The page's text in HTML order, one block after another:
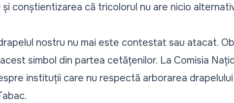
conștientizarea că tricolorul nu are nicio
nostru nu mai este contestat sau atacat.
simbol din partea cetățenilor. La Comisia
instituții care nu respectă arborarea